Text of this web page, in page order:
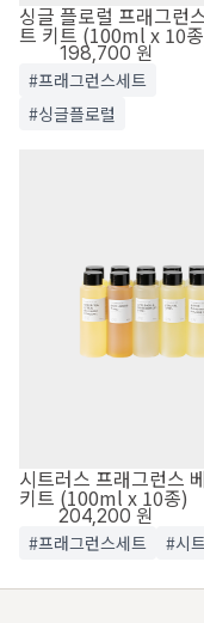
싱글 플로럴 프래그런
트 키트 (100ml x 10
198,700 원
#프래그런스세트
#싱글플로럴
시트러스 프래그런스
키트 (100ml x 10종)
204,200 원
#프래그런스세트 #시